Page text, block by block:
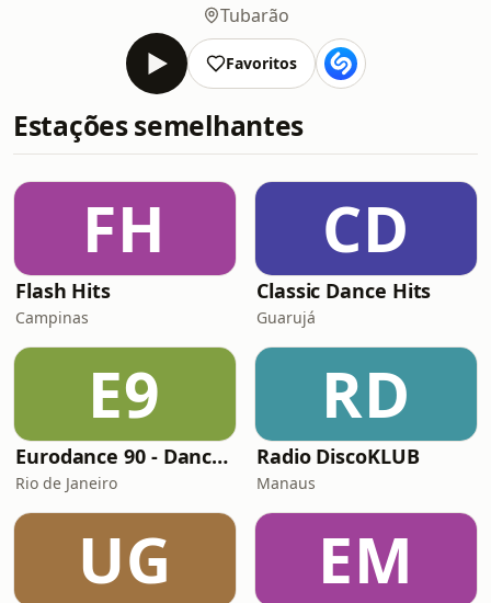
Tubarão
Favoritos
Estações semelhantes
FH
Flash Hits
Campinas
CD
Classic Dance Hits
Guarujá
E9
Eurodance 90 - Dance Anos 90
Rio de Janeiro
RD
Radio DiscoKLUB
Manaus
UG EM